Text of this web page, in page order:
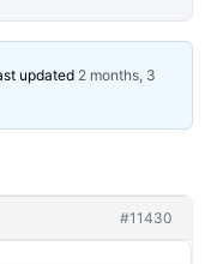
updated 2 months, 3
#11430